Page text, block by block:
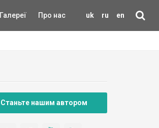
uk ru en
Галереї Про нас
Станьте нашим автором